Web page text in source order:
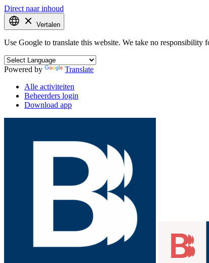
Direct naar inhoud
Vertalen
Use Google to translate this website. We take no responsibility
Powered by
Translate
Alle activiteiten
Beheerders login
Download app